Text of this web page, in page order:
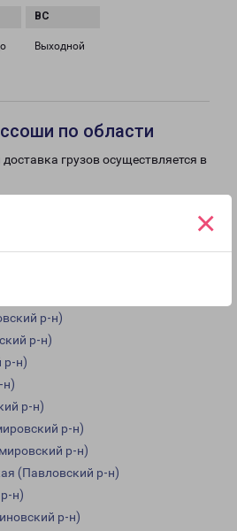
×
Выходной
по области
грузов осуществляется в
р-н)
р-н)
р-н)
р-н)
р-н)
р-н)
н)
р-н)
р-н)
р-н)
(Павловский р-н)
н)
р-н)